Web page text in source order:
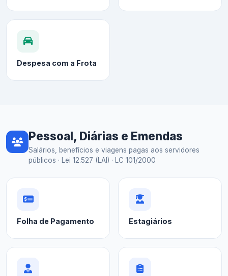
Despesa com a Frota
Pessoal, Diárias e Emendas
Salários, benefícios e viagens pagas aos servidores
públicos · Lei 12.527 (LAI) · LC 101/2000
Folha de Pagamento Estagiários